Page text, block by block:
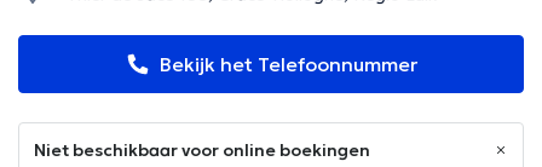
Bekijk het Telefoonnummer
Niet beschikbaar voor online boekingen